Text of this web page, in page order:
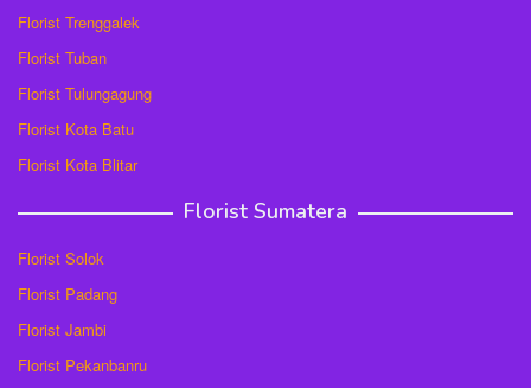
Florist Trenggalek
Florist Tuban
Florist Tulungagung
Florist Kota Batu
Florist Kota Blitar
Florist Sumatera
Florist Solok
Florist Padang
Florist Jambi
Florist Pekanbanru